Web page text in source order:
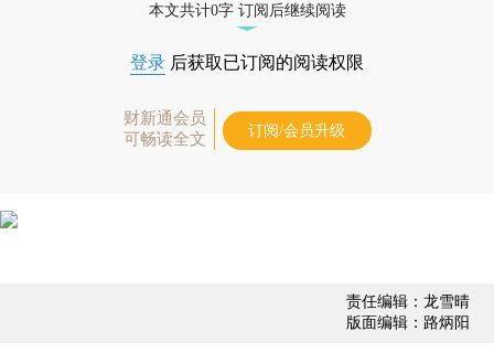
本文共计0字 订阅后继续阅读
登录 后获取已订阅的阅读权限
财新通会员
可畅读全文
订阅/会员升级
责任编辑：龙雪晴
版面编辑：路炳阳